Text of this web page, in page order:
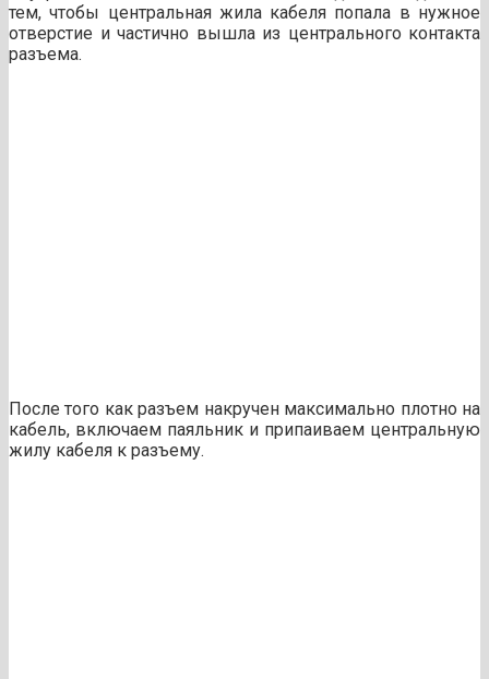
тем, чтобы центральная жила кабеля попала в нужное
отверстие и частично вышла из центрального контакта
разъема.
После того как разъем накручен максимально плотно на
кабель, включаем паяльник и припаиваем центральную
жилу кабеля к разъему.